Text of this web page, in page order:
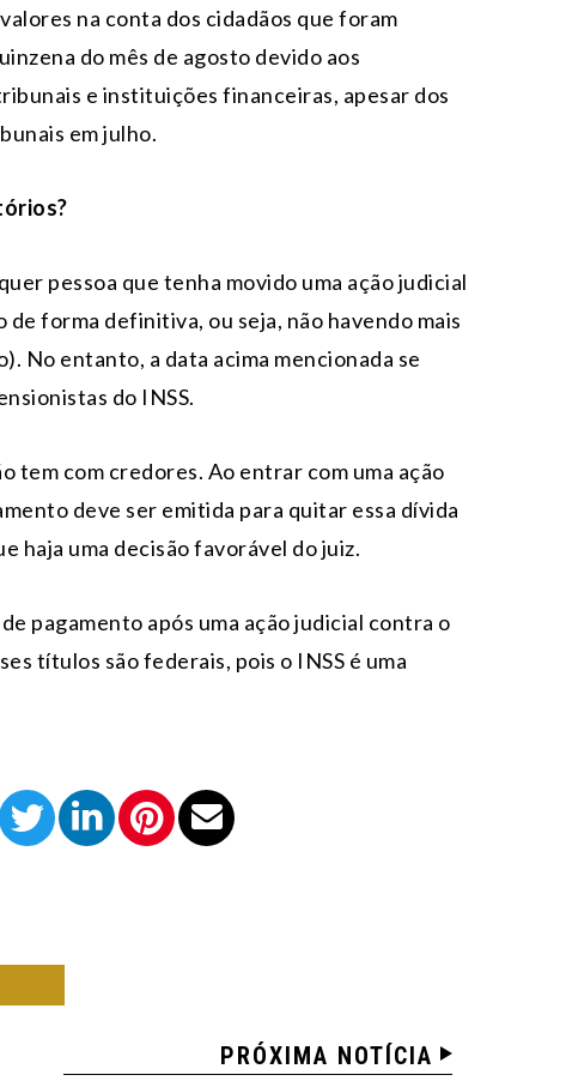
na conta dos cidadãos que foram
do mês de agosto devido aos
e instituições financeiras, apesar dos
em julho.
pessoa que tenha movido uma ação judicial
forma definitiva, ou seja, não havendo mais
No entanto, a data acima mencionada se
do INSS.
tem com credores. Ao entrar com uma ação
deve ser emitida para quitar essa dívida
haja uma decisão favorável do juiz.
pagamento após uma ação judicial contra o
títulos são federais, pois o INSS é uma
PRÓXIMA NOTÍCIA